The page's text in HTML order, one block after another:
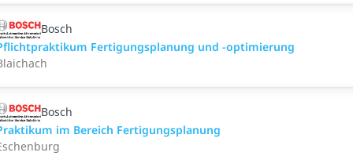
Bosch
Fertigungsplanung und -optimierung
Bosch
im Bereich Fertigungsplanung